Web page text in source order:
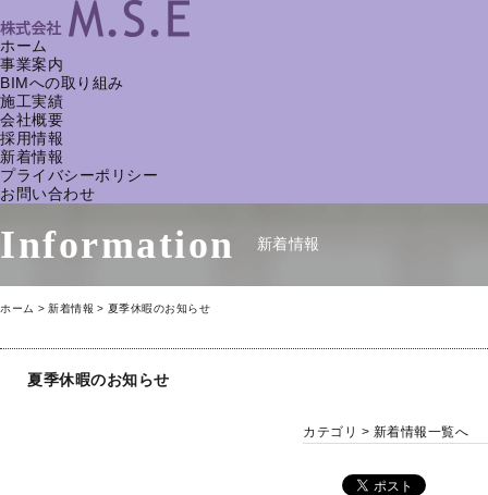
ホーム
事業案内
BIMへの取り組み
施工実績
会社概要
採用情報
新着情報
プライバシーポリシー
お問い合わせ
Information 新着情報
ホーム 新着情報 夏季休暇のお知らせ
夏季休暇のお知らせ
カテゴリ > 新着情報一覧へ